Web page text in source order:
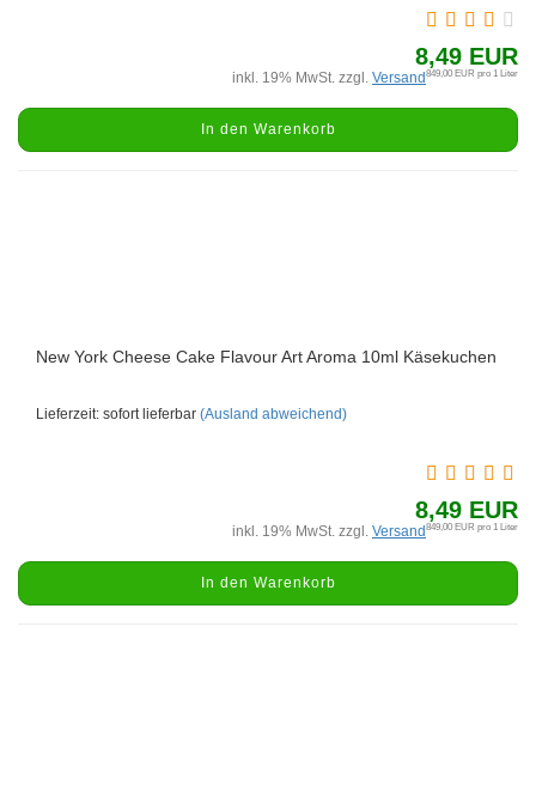
8,49 EUR
849,00 EUR pro 1 Liter
inkl. 19% MwSt. zzgl. Versand
In den Warenkorb
New York Cheese Cake Flavour Art Aroma 10ml Käsekuchen
Lieferzeit: sofort lieferbar (Ausland abweichend)
8,49 EUR
849,00 EUR pro 1 Liter
inkl. 19% MwSt. zzgl. Versand
In den Warenkorb